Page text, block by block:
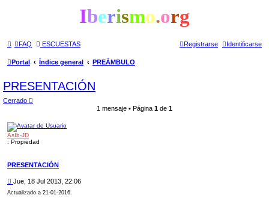
Iberismo.org
FAQ ESCUESTAS Identificarse
Registrarse
Portal Índice general PREÁMBULO
PRESENTACIÓN
Cerrado
1 mensaje • Página 1 de 1
AsIb-JD
: Propiedad
PRESENTACIÓN
M
Jue, 18 Jul 2013, 22:06
Actualizado a 21-01-2016.